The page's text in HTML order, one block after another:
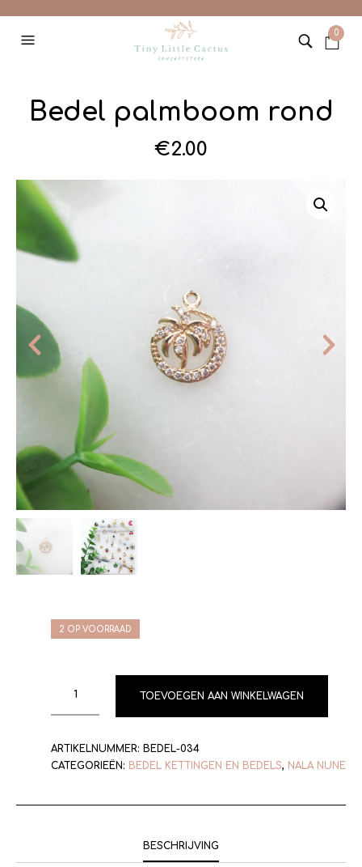
0
Bedel palmboom rond
€2.00
2 OP VOORRAAD
TOEVOEGEN AAN WINKELWAGEN
ARTIKELNUMMER: BEDEL-034
CATEGORIEËN: BEDEL KETTINGEN EN BEDELS, NALA NUNE
BESCHRIJVING